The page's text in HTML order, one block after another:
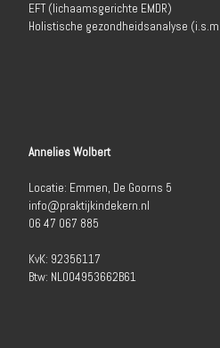
EFT (lichaamsgerichte EMDR)
Holistische gezondheidsanalyse (i.s.m.
Annelies Wolbert
Locatie: Emmen, De Goorns 5
info@praktijkindekern.nl
06 47 067 885
KvK: 92356117
Btw: NL004953662B61